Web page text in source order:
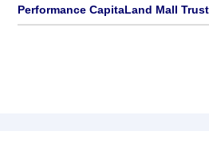
Performance CapitaLand Mall Trust